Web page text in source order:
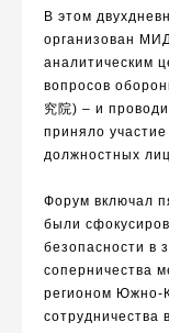
В этом двухдневн
организован М
аналитическим
вопросов
究院) – и проводи
приняло участие
должностных лиц
Форум включал
были
безопасности в
соперничества
регионом Южно-
сотрудничества